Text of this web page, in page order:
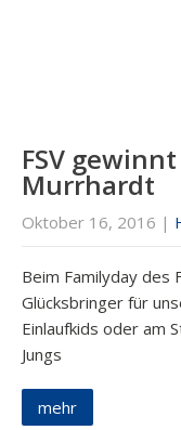
FSV
Murrhardt
Oktober 16, 2016 |
Beim Familyday des
Glücksbringer für
Einlaufkids oder am
Jungs
mehr